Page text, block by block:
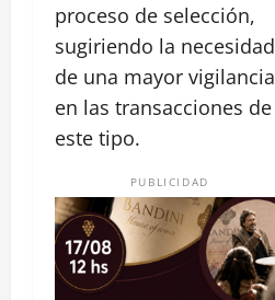
proceso de selección,
sugiriendo la necesidad
de una mayor vigilancia
en las transacciones de
este tipo.
PUBLICIDAD